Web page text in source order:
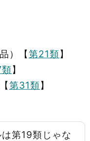
）【第21類】
】
第31類】
第19類じゃな